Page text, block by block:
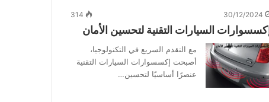
30/12/2024
314
إكسسوارات السيارات التقنية لتحسين الأمان
مع التقدم السريع في التكنولوجيا،
أصبحت إكسسوارات السيارات التقنية
عنصرًا أساسيًا لتحسين…